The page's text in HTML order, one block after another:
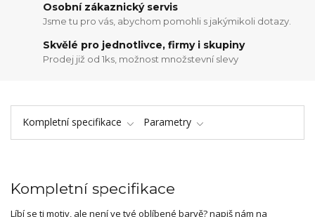
Osobní zákaznický servis
Jsme tu pro vás, abychom pomohli s jakýmikoli dotazy.
Skvělé pro jednotlivce, firmy i skupiny
Prodej již od 1ks, možnost množstevní slevy
Kompletní specifikace Parametry
Kompletní specifikace
Líbí se ti motiv, ale není ve tvé oblíbené barvě? napiš nám na